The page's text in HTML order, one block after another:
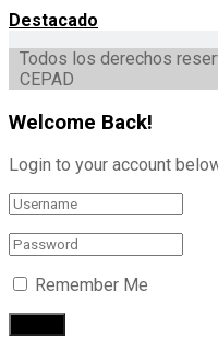
Destacado
Todos los derechos
CEPAD
Welcome Back!
Login to your account
Remember Me